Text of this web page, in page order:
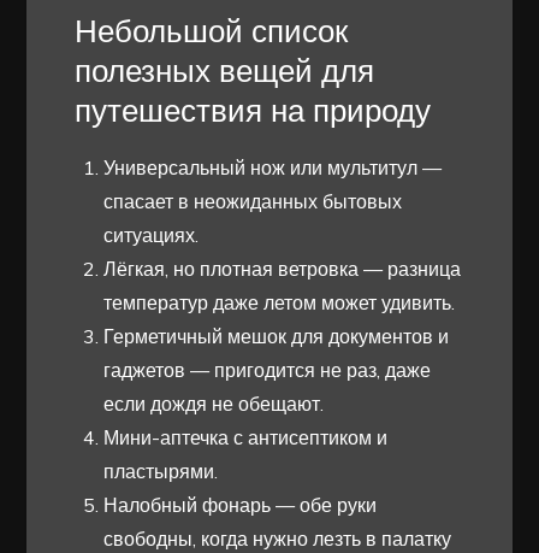
Небольшой список
полезных вещей для
путешествия на природу
Универсальный нож или мультитул —
спасает в неожиданных бытовых
ситуациях.
Лёгкая, но плотная ветровка — разница
температур даже летом может удивить.
Герметичный мешок для документов и
гаджетов — пригодится не раз, даже
если дождя не обещают.
Мини-аптечка с антисептиком и
пластырями.
Налобный фонарь — обе руки
свободны, когда нужно лезть в палатку